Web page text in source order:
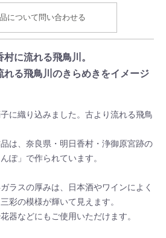
について問い合わせる
に流れる飛鳥川。
れる飛鳥川のきらめきをイメージ
に織り込みました。古より流れる飛鳥
は、奈良県・明日香村・浄御原宮跡の
ぽ」で作られています。
ラスの厚みは、日本酒やワインによく
彩の模様が輝いて見えます。
器などにもご使用いただけます。